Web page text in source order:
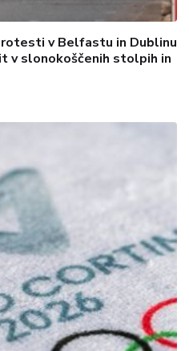
v Belfastu in Dublinu
v slonokoščenih stolpih in